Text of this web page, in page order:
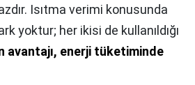
Isıtma verimi konusunda
yoktur; her ikisi de kullanıldığı
avantajı, enerji tüketiminde